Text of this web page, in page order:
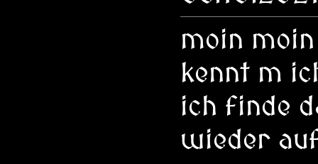
moin
kennt m
ich finde
wieder